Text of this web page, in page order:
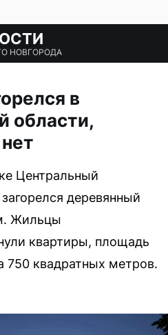
НОВГОРОДА
в
области,
Центральный
деревянный
Жильцы
квартиры, площадь
750 квадратных метров.